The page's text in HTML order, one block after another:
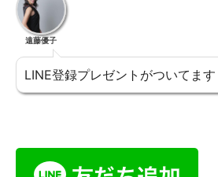
遠藤優子
LINE登録プレゼントがついてます